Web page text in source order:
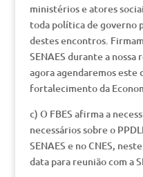
ministérios e atores
toda política de governo
destes encontros.
SENAES durante a
agora agendaremos este
fortalecimento da
c) O FBES afirma a
necessários sobre o
SENAES e no CNES,
data para reunião com a